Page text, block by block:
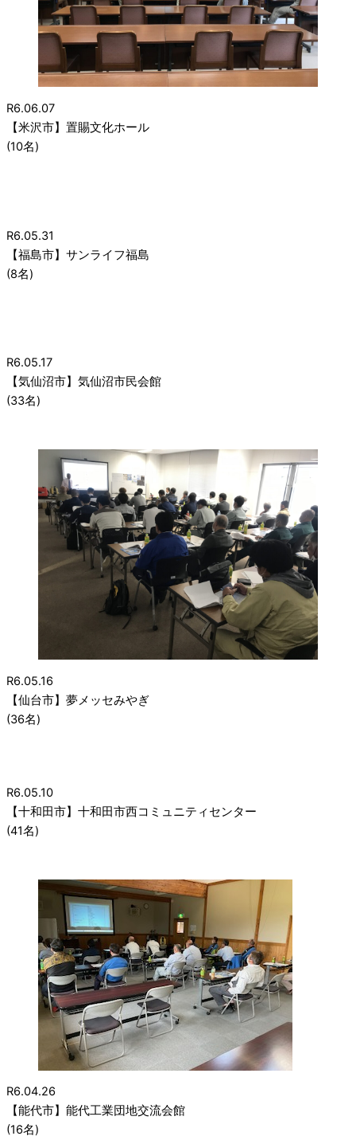
R6.06.07
【米沢市】置賜文化ホール
(10名)
R6.05.31
【福島市】サンライフ福島
(8名)
R6.05.17
【気仙沼市】気仙沼市民会館
(33名)
R6.05.16
【仙台市】夢メッセみやぎ
(36名)
R6.05.10
【十和田市】十和田市西コミュニティセンター
(41名)
R6.04.26
【能代市】能代工業団地交流会館
(16名)